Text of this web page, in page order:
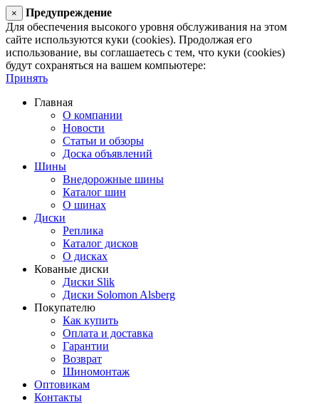
×
Предупреждение
Для обеспечения высокого уровня обслуживания на этом
сайте используются куки (cookies). Продолжая его
использование, вы соглашаетесь с тем, что куки (cookies)
будут сохраняться на вашем компьютере:
Принять
Главная
О компании
Новости
Статьи и обзоры
Доска объявлений
Шины
Внедорожные шины
Каталог шин
О шинах
Диски
Реплика
Каталог дисков
О дисках
Кованые диски
Диски Slik
Диски Solomon Alsberg
Покупателю
Как купить
Оплата и доставка
Гарантии
Возврат
Шиномонтаж
Оптовикам
Контакты